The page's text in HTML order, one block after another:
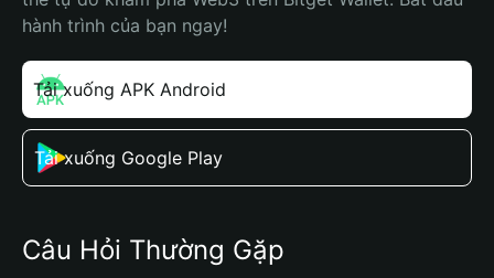
hành trình của bạn ngay!
Tải xuống APK Android
Tải xuống Google Play
Câu Hỏi Thường Gặp